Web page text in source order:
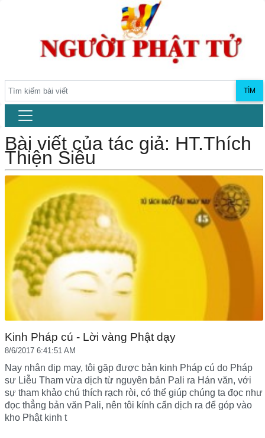
TÌM
Bài viết của tác giả: HT.Thích
Thiện Siêu
Kinh Pháp cú - Lời vàng Phật dạy
8/6/2017 6:41:51 AM
Nay nhân dịp may, tôi gặp được bản kinh Pháp cú do Pháp
sư Liễu Tham vừa dịch từ nguyên bản Pali ra Hán văn, với
sự tham khảo chú thích rạch ròi, có thể giúp chúng ta đọc như
đọc thẳng bản văn Pali, nên tôi kính cẩn dịch ra để góp vào
kho Phật kinh t